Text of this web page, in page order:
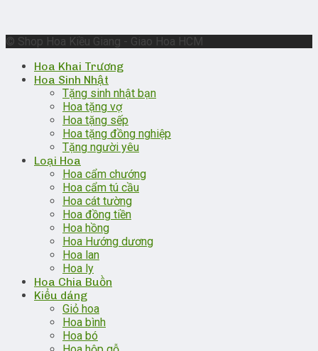
© Shop Hoa Kiều Giang - Giao Hoa HCM
Hoa Khai Trương
Hoa Sinh Nhật
Tặng sinh nhật bạn
Hoa tặng vợ
Hoa tặng sếp
Hoa tặng đồng nghiệp
Tặng người yêu
Loại Hoa
Hoa cẩm chướng
Hoa cẩm tú cầu
Hoa cát tường
Hoa đồng tiền
Hoa hồng
Hoa Hướng dương
Hoa lan
Hoa ly
Hoa Chia Buồn
Kiểu dáng
Giỏ hoa
Hoa bình
Hoa bó